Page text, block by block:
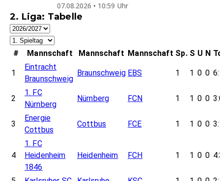
07.08.2026 • 10:59 Uhr
2. Liga: Tabelle
# Mannschaft Mannschaft Mannschaft Sp. S U N
1
Eintracht
Braunschweig
Braunschweig EBS 1 1 0 0
2
1. FC
Nürnberg
Nürnberg FCN 1 1 0 0
3
Energie
Cottbus
Cottbus FCE 1 1 0 0
4
1. FC
Heidenheim
1846
Heidenheim FCH 1 1 0 0